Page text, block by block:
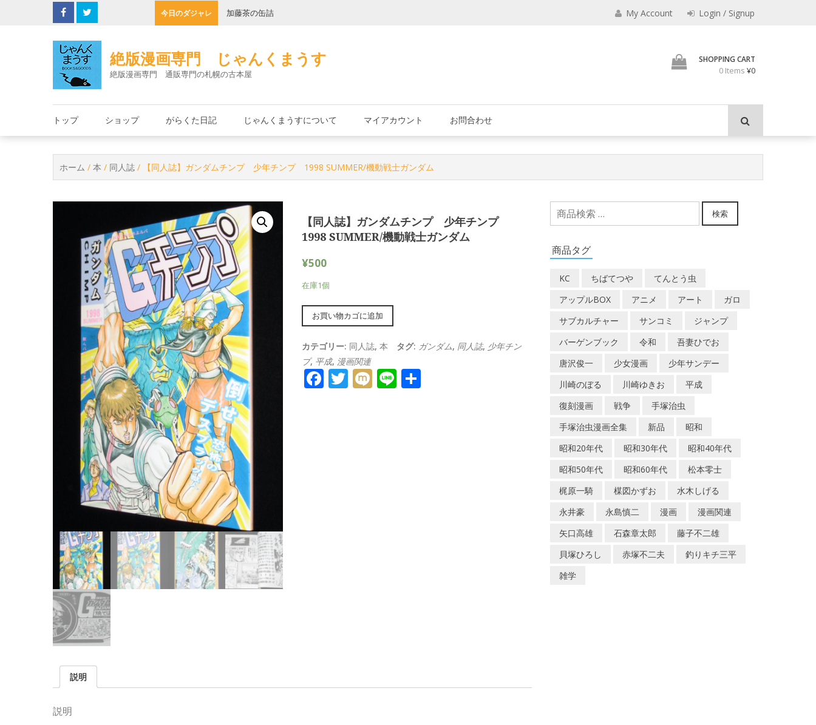
今日のダジャレ 加藤茶の缶詰 壁に耳あり障子にえなり
My Account Login / Signup
絶版漫画専門 じゃんくまうす
絶版漫画専門 通販専門の札幌の古本屋
SHOPPING CART
0 Items ¥0
トップ ショップ がらくた日記 じゃんくまうすについて マイアカウント お問合わせ
ホーム / 本 / 同人誌 / 【同人誌】ガンダムチンプ 少年チンプ 1998 SUMMER/機動戦士ガンダム
【同人誌】ガンダムチンプ 少年チンプ
1998 SUMMER/機動戦士ガンダム
¥500
在庫1個
お買い物カゴに追加
カテゴリー: 同人誌,本 タグ: ガンダム, 同人誌, 少年チン
プ, 平成, 漫画関連
Facebook
Twitter
MixiLine
説明
説明
検
索
象:
検索
商品タグ
KC ちばてつや
てんとう虫
アップルBOX
アニメ アート
ガロ
サブカルチャー
サンコミ
ジャンプ
バーゲンブック
令和
吾妻ひでお
唐沢俊一
少女漫画
少年サンデー
川崎のぼる
川崎ゆきお
平成
復刻漫画
戦争
手塚治虫
手塚治虫漫画全集
新品
昭和
昭和20年代
昭和30年代
昭和40年代
昭和50年代
昭和60年代
松本零士
梶原一騎
楳図かずお
水木しげる
永井豪
永島慎二 漫画
漫画関連
矢口高雄
石森章太郎
藤子不二雄
貝塚ひろし
赤塚不二夫
釣りキチ三平
雑学